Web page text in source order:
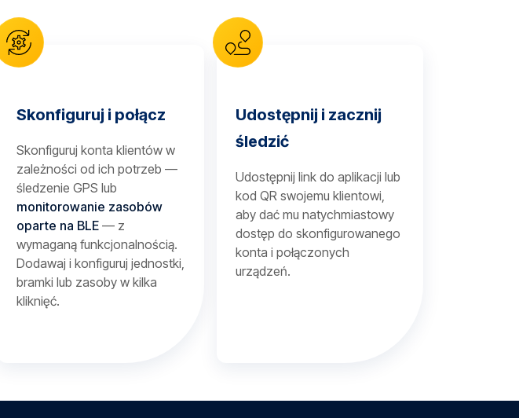
Skonfiguruj i połącz
Skonfiguruj konta klientów w
zależności od ich potrzeb —
śledzenie GPS lub
monitorowanie zasobów
oparte na BLE — z
wymaganą funkcjonalnością.
Dodawaj i konfiguruj jednostki,
bramki lub zasoby w kilka
kliknięć.
Udostępnij i zacznij
śledzić
Udostępnij link do aplikacji lub
kod QR swojemu klientowi,
aby dać mu natychmiastowy
dostęp do skonfigurowanego
konta i połączonych
urządzeń.